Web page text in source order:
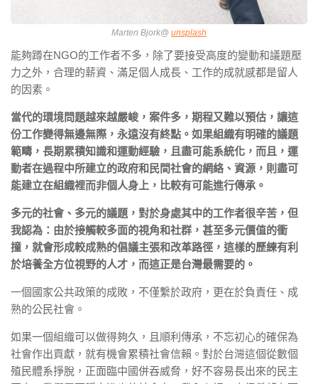
Marten Bjork@ unsplash
能夠蹲在NGO的⼯作者不多，除了要接受⾼度的變動和議題壓
⼒之外，合理的薪資、滿⾜個⼈成長、⼯作的成就感都是留⼈
的因素。
當代的環境問題越來越嚴峻，案件多，期程⼜難以預估，讓這
份⼯作變得無邊無際，永遠沒有終點。如果組織有明確的議題
範疇，長期累積知識和運動經驗，且盡可能系統化，⽽且，運
動者在過程中所建立的政府和⺠間社會的網絡、資源，則盡可
能建立在組織裡⽽非個⼈⾝上，比較有可能進⾏傳承。
多元的社會、多元的議題，對於⾝處其中的⼯作者很辛苦，但
我認為：由於接觸較多⾯的視⾓和社群，甚⾄多元價值的衝
撞，就會形成較成熟的倡議主張和改⾰路徑，這樣的歷練有利
於培養全⽅位視野的⼈才，⽽這正是台灣最需要的。
⼀個國家公共政策的成敗，不僅繫於政府，更在於負責任、成
熟的公⺠社會。
如果⼀個組織可以做得夠久，且順利傳承，不忘初⼼的確保為
社會作出貢獻，就有機會累積社會信賴。對於台灣這個從數個
殖⺠體系掙脫，正⾯臨中國併吞威脅，好不容易長出來的民主